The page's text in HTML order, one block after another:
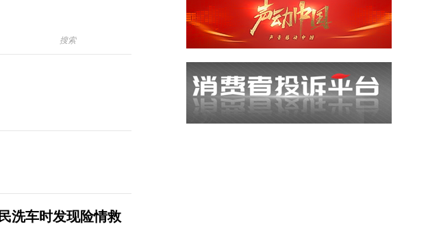
洗车时发现险情救